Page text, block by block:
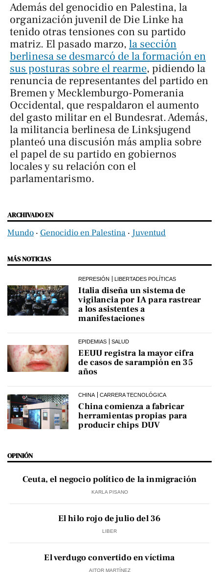
Además del genocidio en Palestina, la
organización juvenil de Die Linke ha
tenido otras tensiones con su partido
matriz. El pasado marzo, la sección
berlinesa se desmarcó de la formación en
sus posturas sobre el rearme, pidiendo la
renuncia de representantes del partido en
Bremen y Mecklemburgo-Pomerania
Occidental, que respaldaron el aumento
del gasto militar en el Bundesrat. Además,
la militancia berlinesa de Linksjugend
planteó una discusión más amplia sobre
el papel de su partido en gobiernos
locales y su relación con el
parlamentarismo.
ARCHIVADO EN
Mundo ‧ Genocidio en Palestina ‧ Juventud
MÁS NOTICIAS
REPRESIÓN LIBERTADES POLÍTICAS
Italia diseña un sistema de
vigilancia por IA para rastrear
a los asistentes a
manifestaciones
EPIDEMIAS SALUD
EEUU registra la mayor cifra
de casos de sarampión en 35
años
CHINA CARRERA TECNOLÓGICA
China comienza a fabricar
herramientas propias para
producir chips DUV
OPINIÓN
Ceuta, el negocio político de la inmigración
KARLA PISANO
El hilo rojo de julio del 36
LIBER
El verdugo convertido en víctima
AITOR MARTÍNEZ